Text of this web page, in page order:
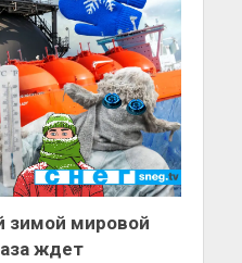
зимой мировой
ждет